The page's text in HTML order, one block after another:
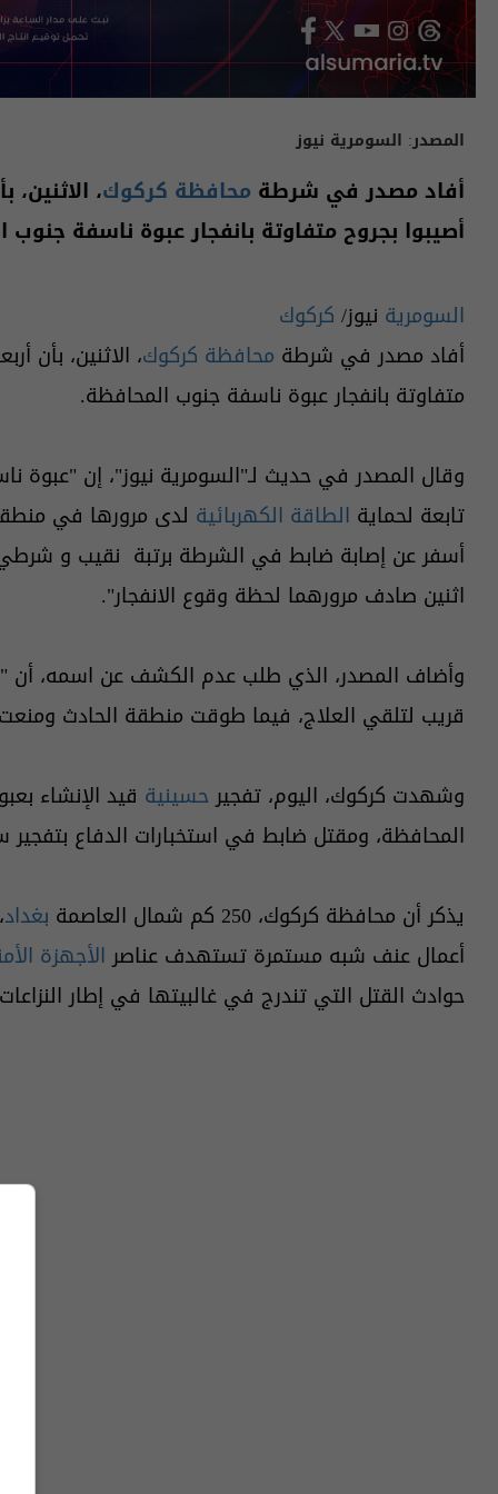
المصدر: السومرية نيوز
أفاد مصدر في شرطة محافظة كركوك،
أصيبوا بجروح متفاوتة بانفجار عبوة ناسفة جنوب
السومرية نيوز/ كركوك
أفاد مصدر في شرطة محافظة كركوك، الاثنين، بأن
متفاوتة بانفجار عبوة ناسفة جنوب المحافظة.
وقال المصدر في حديث لـ"السومرية نيوز"، إن "عبوة
تابعة لحماية الطاقة الكهربائية
أسفر عن إصابة ضابط في الشرطة برتبة نقيب و شرطي
اثنين صادف مرورهما لحظة وقوع الانفجار".
وأضاف المصدر، الذي طلب عدم الكشف عن اسمه، أن
قريب لتلقي العلاج، فيما طوقت منطقة الحادث ومنعت
وشهدت كركوك، اليوم، تفجيرحسينية قيد الإنشاء
المحافظة، ومقتل ضابط في استخبارات الدفاع بتفجير
يذكر أن محافظة كركوك، 250 كم شمال العاصمة بغداد
أعمال عنف شبه مستمرة تستهدف عناصرالأجهزة
حوادث القتل التي تندرج في غالبيتها في إطار